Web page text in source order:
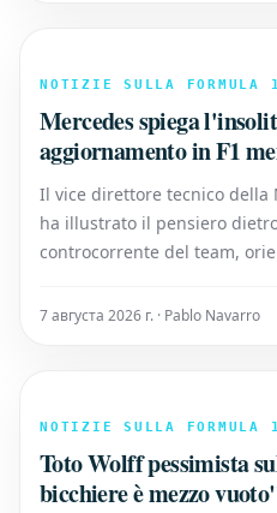
NOTIZIE SULLA FORMULA 1
Mercedes spiega
aggiornamento in F1
del giudizio
Il vice direttore tecnico della
ha illustrato il pensiero
controcorrente del team,
come il team abbia prodotto
7 августа 2026 г. · Pablo Navarro
NOTIZIE SULLA FORMULA 1
Toto Wolff pessimista
bicchiere è mezzo